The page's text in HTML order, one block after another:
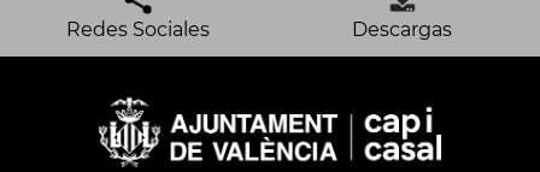
Redes Sociales Descargas